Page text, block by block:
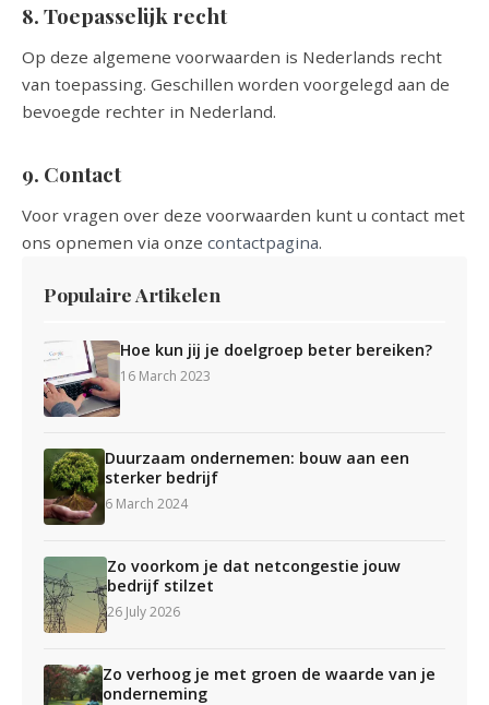
8. Toepasselijk recht
Op deze algemene voorwaarden is Nederlands recht
van toepassing. Geschillen worden voorgelegd aan de
bevoegde rechter in Nederland.
9. Contact
Voor vragen over deze voorwaarden kunt u contact met
ons opnemen via onze contactpagina.
Populaire Artikelen
Hoe kun jij je doelgroep beter bereiken?
16 March 2023
Duurzaam ondernemen: bouw aan een
sterker bedrijf
6 March 2024
Zo voorkom je dat netcongestie jouw
bedrijf stilzet
26 July 2026
Zo verhoog je met groen de waarde van je
onderneming